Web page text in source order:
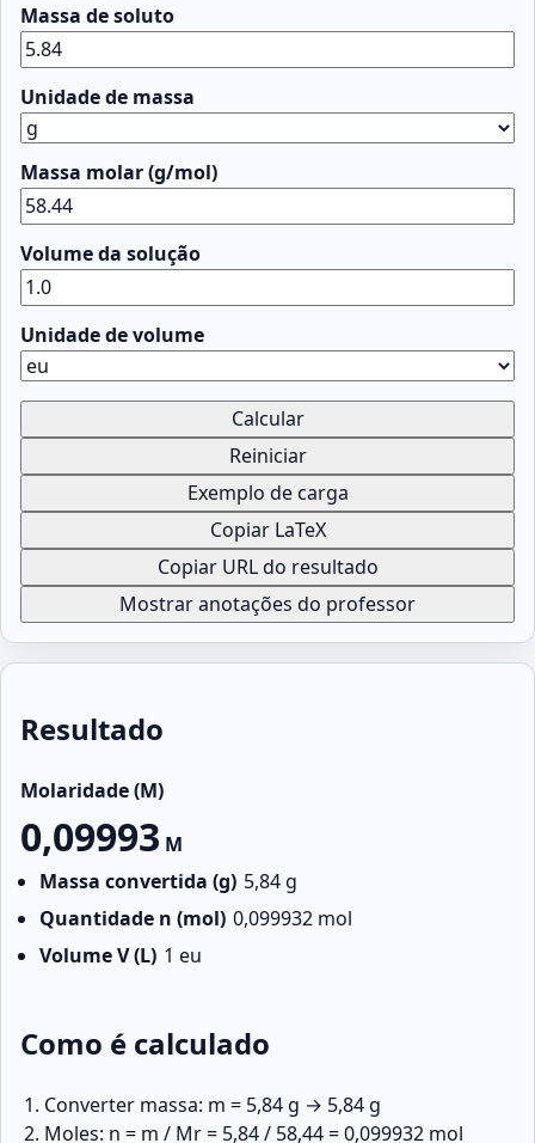
Massa de soluto
Unidade de massa
Massa molar (g/mol)
Volume da solução
Unidade de volume
Calcular
Reiniciar
Exemplo de carga
Copiar LaTeX
Copiar URL do resultado
Mostrar anotações do professor
Resultado
Molaridade (M)
0,09993 M
Massa convertida (g) 5,84 g
Quantidade n (mol) 0,099932 mol
Volume V (L) 1 eu
Como é calculado
Converter massa: m = 5,84 g → 5,84 g
Moles: n = m / Mr = 5,84 / 58,44 = 0,099932 mol